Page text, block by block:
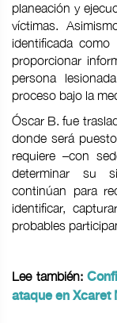
planeación y
víctimas.
identificada
proporcionar
persona
proceso bajo la
Óscar B. fue
donde será
requiere –con
determinar su
continúan para
identificar,
probables
Lee también:
ataque en Xcaret